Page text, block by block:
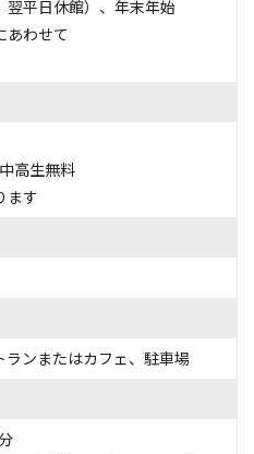
翌平日休館）、年末年始
あわせて
高生無料
ます
ランまたはカフェ、 駐車場